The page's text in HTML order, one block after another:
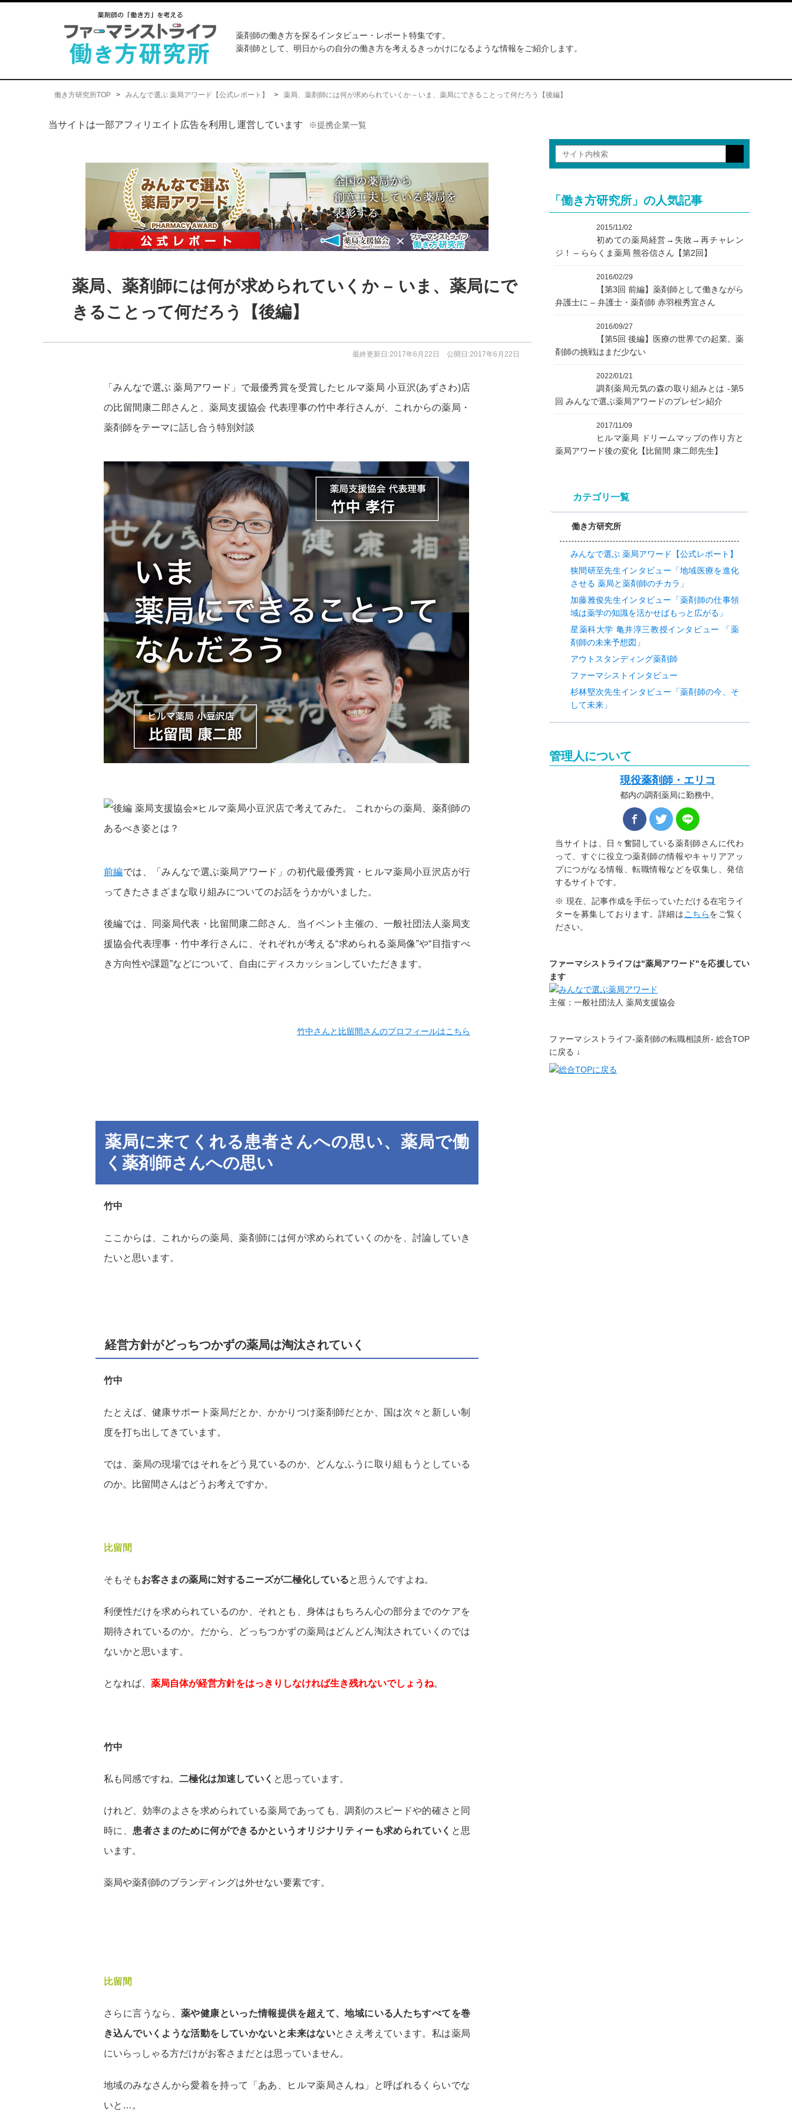
薬剤師の働き方を探るインタビュー・レポート特集です。
薬剤師として、明日からの自分の働き方を考えるきっかけになるような情報をご紹介します。
働き方研究所TOP > みんなで選ぶ 薬局アワード【公式レポート】 > 薬局、薬剤師には何が求められていくか – いま、薬局にできることって何だろう【後編】
当サイトは一部アフィリエイト広告を利用し運営しています ※提携企業一覧
薬局、薬剤師には何が求められていくか – いま、薬局にで
きることって何だろう【後編】
最終更新日:2017年6月22日 公開日:2017年6月22日
「みんなで選ぶ 薬局アワード」で最優秀賞を受賞したヒルマ薬局 小豆沢(あずさわ)店
の比留間康二郎さんと、薬局支援協会 代表理事の竹中孝行さんが、これからの薬局・
薬剤師をテーマに話し合う特別対談
前編では、「みんなで選ぶ薬局アワード」の初代最優秀賞・ヒルマ薬局小豆沢店が行
ってきたさまざまな取り組みについてのお話をうかがいました。
後編では、同薬局代表・比留間康二郎さん、当イベント主催の、一般社団法人薬局支
援協会代表理事・竹中孝行さんに、それぞれが考える“求められる薬局像”や“目指すべ
き方向性や課題”などについて、自由にディスカッションしていただきます。
竹中さんと比留間さんのプロフィールはこちら
薬局に来てくれる患者さんへの思い、薬局で働
く薬剤師さんへの思い
竹中
ここからは、これからの薬局、薬剤師には何が求められていくのかを、討論していき
たいと思います。
経営方針がどっちつかずの薬局は淘汰されていく
竹中
たとえば、健康サポート薬局だとか、かかりつけ薬剤師だとか、国は次々と新しい制
度を打ち出してきています。
では、薬局の現場ではそれをどう見ているのか、どんなふうに取り組もうとしている
のか。比留間さんはどうお考えですか。
比留間
そもそもお客さまの薬局に対するニーズが二極化していると思うんですよね。
利便性だけを求められているのか、それとも、身体はもちろん心の部分までのケアを
期待されているのか。だから、どっちつかずの薬局はどんどん淘汰されていくのでは
ないかと思います。
となれば、 薬局自体が経営方針をはっきりしなければ生き残れないでしょうね。
竹中
私も同感ですね。 二極化は加速していく と思っています。
けれど、効率のよさを求められている薬局であっても、調剤のスピードや的確さと同
時に、 患者さまのために何ができるかというオリジナリティーも求められていく と思
います。
薬局や薬剤師のブランディングは外せない要素です。
比留間
さらに言うなら、薬や健康といった情報提供を超えて、地域にいる人たちすべてを巻
き込んでいくような活動をしていかないと未来はないとさえ考えています。私は薬局
にいらっしゃる方だけがお客さまだとは思っていません。
地域のみなさんから愛着を持って「ああ、ヒルマ薬局さんね」と呼ばれるくらいでな
いと…。
「働き方研究所」の人気記事
2015/11/02
初めての薬局経営→失敗→再チャレン
ジ！ – ららくま薬局 熊谷信さん【第2回】
2016/02/29
【第3回 前編】薬剤師として働きながら
弁護士に – 弁護士・薬剤師 赤羽根秀宜さん
2016/09/27
【第5回 後編】医療の世界での起業。薬
剤師の挑戦はまだ少ない
2022/01/21
調剤薬局元気の森の取り組みとは -第5
回 みんなで選ぶ薬局アワードのプレゼン紹介
2017/11/09
ヒルマ薬局 ドリームマップの作り方と
薬局アワード後の変化【比留間 康二郎先生】
カテゴリ一覧
働き方研究所
みんなで選ぶ 薬局アワード【公式レポート】
狭間研至先生インタビュー「地域医療を進化
させる 薬局と薬剤師のチカラ」
加藤雅俊先生インタビュー「薬剤師の仕事領
域は薬学の知識を活かせばもっと広がる」
星薬科大学 亀井淳三教授インタビュー 「薬
剤師の未来予想図」
アウトスタンディング薬剤師
ファーマシストインタビュー
杉林堅次先生インタビュー「薬剤師の今、そ
して未来」
管理人について
現役薬剤師・エリコ
都内の調剤薬局に勤務中。
当サイトは、日々奮闘している薬剤師さんに代わ
って、すぐに役立つ薬剤師の情報やキャリアアッ
プにつがなる情報、転職情報などを収集し、発信
するサイトです。
※ 現在、記事作成を手伝っていただける在宅ライ
ターを募集しております。詳細は こちらをご覧く
ださい。
ファーマシストライフは"薬局アワード"を応援してい
ます
主催：一般社団法人 薬局支援協会
ファーマシストライフ-薬剤師の転職相談所- 総合TOP
に戻る ↓